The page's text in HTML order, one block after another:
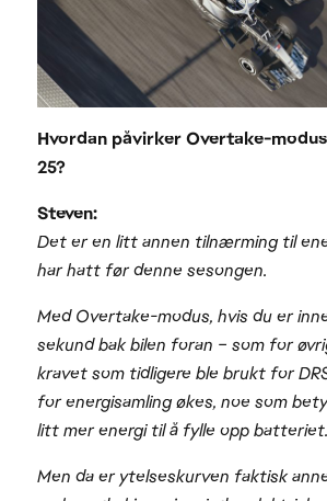
Hvordan påvirker Overtake-
25?
Steven:
Det er en litt annen tilnærming til
har hatt før denne sesongen.
Med Overtake-modus, hvis du er
sekund bak bilen foran – som for
kravet som tidligere ble brukt for
for energisamling økes, noe som
litt mer energi til å fylle opp batteriet.
Men da er ytelseskurven faktisk